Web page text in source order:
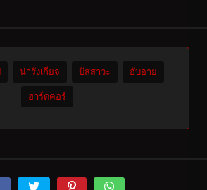
น่ารังเกียจ ปัสสาวะ อับอาย
ฮาร์ดคอร์